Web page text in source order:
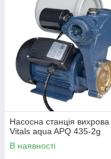
Насосна станція вихрова
Vitals aqua APQ 435-2g
В наявності